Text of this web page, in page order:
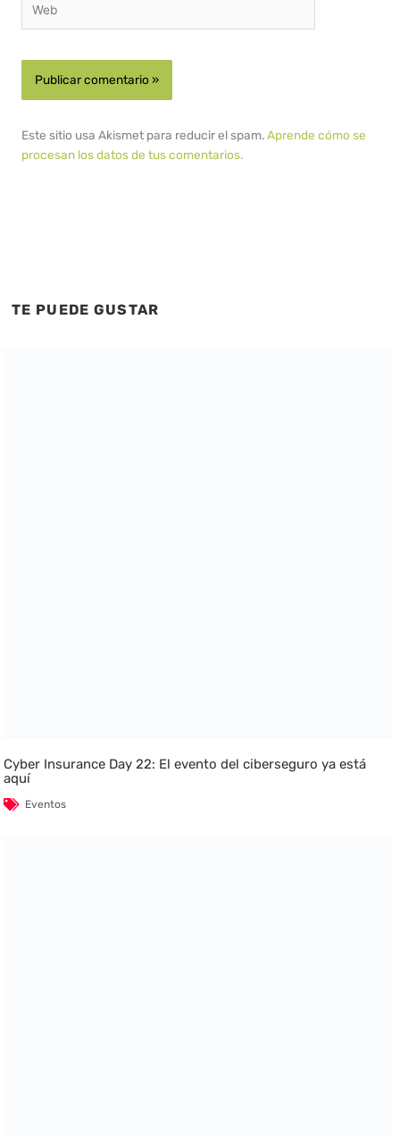
Este sitio usa Akismet para reducir el spam.Aprende cómo se
procesan los datos de tus comentarios.
TE PUEDE GUSTAR
Cyber Insurance Day 22: El evento del ciberseguro ya está
aquí
Eventos